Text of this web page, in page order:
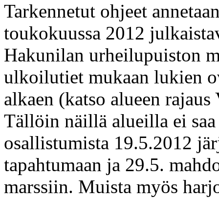
Tarkennetut ohjeet
toukokuussa 2012
Hakunilan urheilupuiston
ulkoilutiet mukaan lukien
alkaen (katso alueen
Tällöin näillä alueilla ei
osallistumista 19.5.2012
tapahtumaan ja 29.5.
marssiin. Muista myös